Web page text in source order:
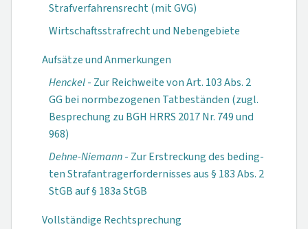
Strafverfahrensrecht (mit GVG)
Wirtschaftsstrafrecht und Nebengebiete
Aufsätze und Anmerkungen
Henckel- Zur Reichweite von Art. 103 Abs. 2
GG bei normbezogenen Tatbeständen (zugl.
Besprechung zu BGH HRRS 2017 Nr. 749 und
968)
Dehne-Niemann- Zur Erstreckung des beding-
ten Strafantragerfordernisses aus § 183 Abs. 2
StGB auf § 183a StGB
Vollständige Rechtsprechung